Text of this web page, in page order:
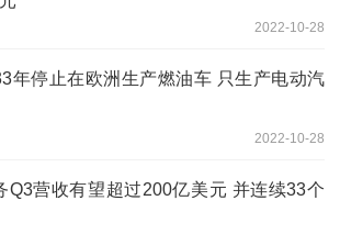
2022-10-28
年停止在欧洲生产燃油车 只生产电动汽
2022-10-28
Q3营收有望超过200亿美元 并连续33个